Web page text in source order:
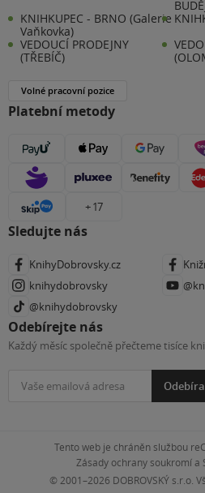
KNIHKUPEC - BRNO (Galerie
Vaňkovka)
VEDOUCÍ PRODEJNY
(TŘEBÍČ)
Volné pracovní pozice
Platební metody
+ 17
Sledujte nás
KnihyDobrovsky.cz
knihydobrovsky
@knihydobrovsky
Odebírejte nás
Každý měsíc společně přečteme tisíce
Tento web je chráněn službou
Zásady ochrany soukromía
© 2001–2026 DOBROVSKÝ s.r.o.